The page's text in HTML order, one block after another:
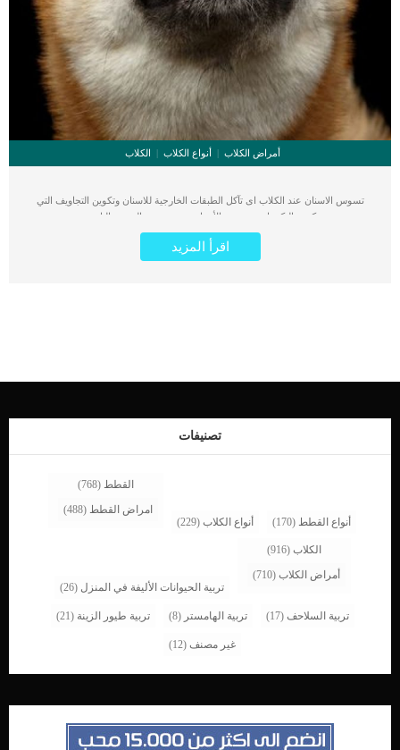
أمراض الكلاب أنواع الكلاب الكلاب
تسوس الاسنان عند الكلاب اى تآكل الطبقات الخارجية للاسنان وتكوين التجاويف التي
تسمح بتكوين البكتريا. تجويف الأسنان يحدث نتيجة الحمض الناتج من هضم
الكربوهيدرات بواسطة البكتيريا الصحية الموجودة داخل الفم. كلما تم اكتشاف تجاويف
الاسنان مبكرا وتنظيفها بشكل دوري ومنتظم سواء فى المنزل او العيادة البيطرية كلما
قلل ذلك من احتمالية حدوث تسوس اسنان الكلب. اضافة الى تنظيف التجويف فى وقت
الكليتين.عليك مناقشة التاريخ الصحى للكلب والادوية التى […]
اقرأ المزيد
تصنيفات
أنواع القطط (170) أنواع الكلاب (229)
القطط (768)
امراض القطط (488)
الكلاب (916)
أمراض الكلاب (710)
تربية الحيوانات الأليفة في المنزل (26)
تربية السلاحف (17) تربية الهامستر (8) تربية طيور الزينة (21)
غير مصنف (12)